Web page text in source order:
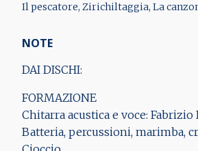
Il pescatore, Zirichiltaggia, La
NOTE
DAI DISCHI:
FORMAZIONE
Chitarra acustica e voce: Fabrizio
Batteria, percussioni, marimba,